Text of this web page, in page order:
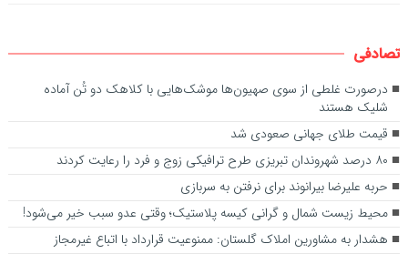
تصادفی
درصورت غلطی از سوی صهیون‌ها موشک‌هایی با کلاهک دو تُن آماده
شلیک هستند
قیمت طلای جهانی صعودی شد
۸۰ درصد شهروندان تبریزی طرح ترافیکی زوج و فرد را رعایت کردند
حربه علیرضا بیرانوند برای نرفتن به سربازی
محیط زیست شمال و گرانی کیسه پلاستیک؛ وقتی عدو سبب خیر می‌شود!
هشدار به مشاورین املاک گلستان: ممنوعیت قرارداد با اتباع غیرمجاز